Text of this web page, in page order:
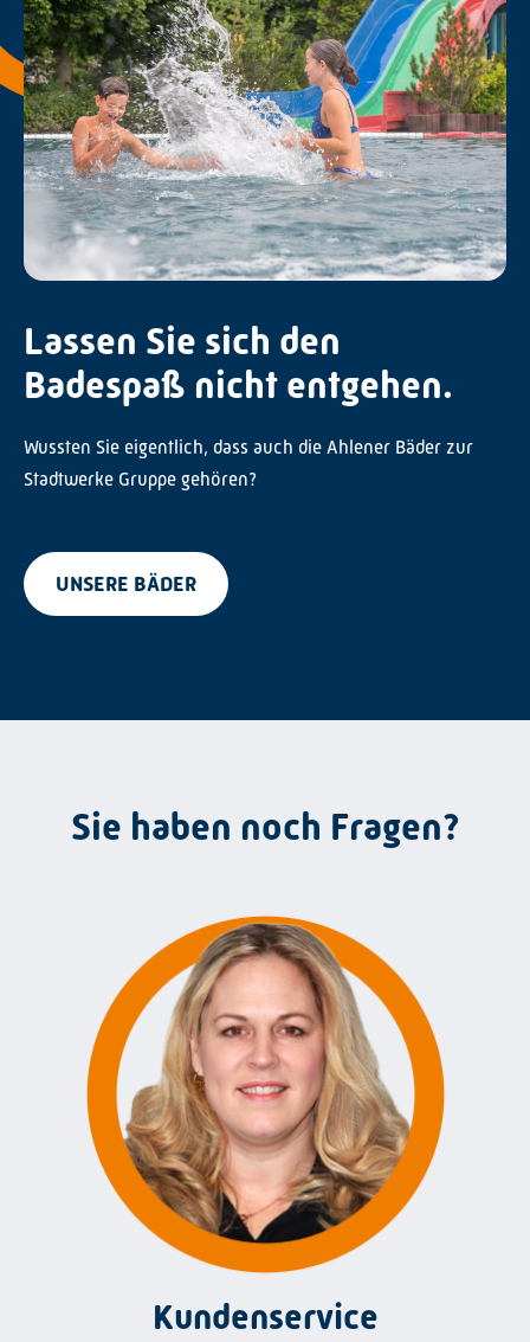
Lassen Sie sich den
Badespaß nicht entgehen.
Wussten Sie eigentlich, dass auch die Ahlener Bäder zur
Stadtwerke Gruppe gehören?
UNSERE BÄDER
Sie haben noch Fragen?
Kundenservice